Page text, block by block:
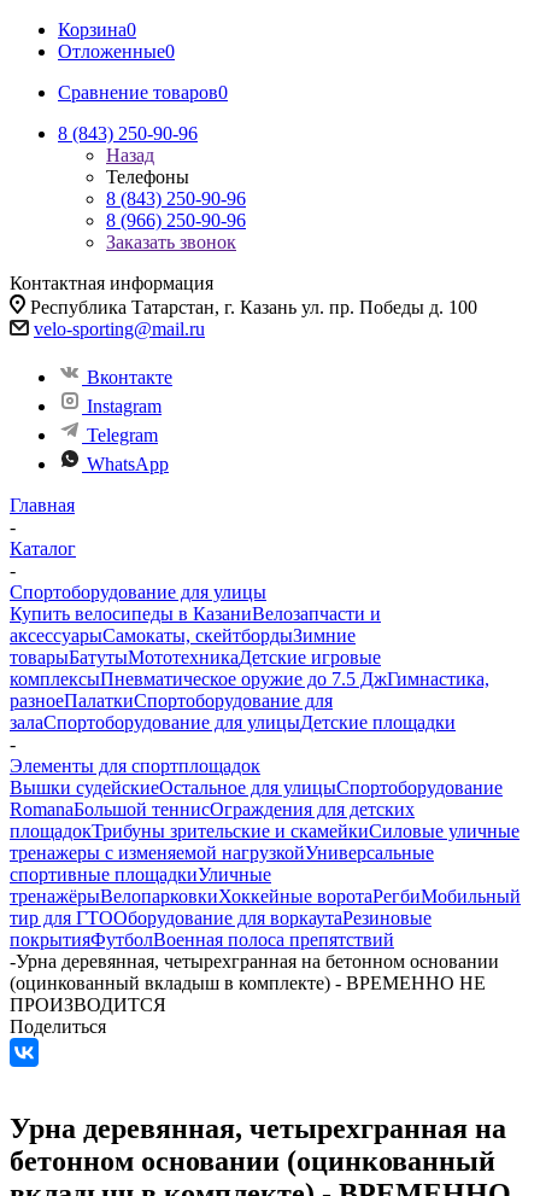
Корзина0
Отложенные0
Сравнение товаров0
8 (843) 250-90-96
Назад
Телефоны
8 (843) 250-90-96
8 (966) 250-90-96
Заказать звонок
Контактная информация
Республика Татарстан, г. Казань ул. пр. Победы д. 100
velo-sporting@mail.ru
Вконтакте
Instagram
Telegram
WhatsApp
Главная
-
Каталог
-
Спортоборудование для улицы
Купить велосипеды в КазаниВелозапчасти и
аксессуарыСамокаты, скейтбордыЗимние
товарыБатутыМототехникаДетские игровые
комплексыПневматическое оружие до 7.5 ДжГимнастика,
разноеПалаткиСпортоборудование для
залаСпортоборудование для улицыДетские площадки
-
Элементы для спортплощадок
Вышки судейскиеОстальное для улицыСпортоборудование
RomanaБольшой теннисОграждения для детских
площадокТрибуны зрительские и скамейкиСиловые уличные
тренажеры с изменяемой нагрузкойУниверсальные
спортивные площадкиУличные
тренажёрыВелопарковкиХоккейные воротаРегбиМобильный
тир для ГТООборудование для воркаутаРезиновые
покрытияФутболВоенная полоса препятствий
-Урна деревянная, четырехгранная на бетонном основании
(оцинкованный вкладыш в комплекте) - ВРЕМЕННО НЕ
ПРОИЗВОДИТСЯ
Поделиться
Урна деревянная, четырехгранная на
бетонном основании (оцинкованный